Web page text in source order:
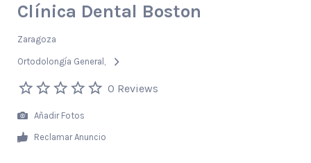
Clínica Dental Boston
Zaragoza
Ortodolongía General
0 Reviews
Añadir Fotos
Reclamar Anuncio